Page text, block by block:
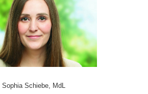
Sophia Schiebe, MdL